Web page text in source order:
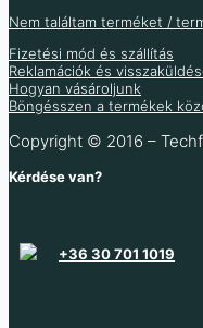
dupla USB
csatlakozóval
875Ft
Raktáron 30 db
modul 3A
532Ft
(ÁFA nélkül 419Ft
Nem találtam terméket /
Fizetési mód és szállítás
Reklamációk és
Hogyan vásároljunk
Böngésszen a termékek
Copyright © 2016 –
Kérdése van?
+36 30 701 1019